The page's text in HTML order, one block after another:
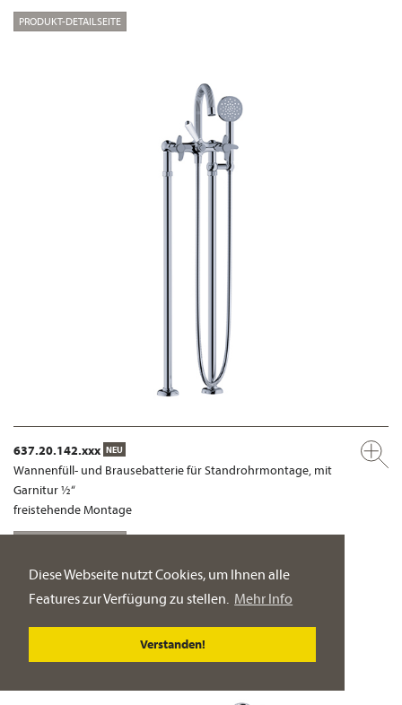
Diese Webseite nutzt Cookies, um Ihnen alle
Features zur Verfügung zu stellen. Mehr Info
Verstanden!
PRODUKT-DETAILSEITE
637.20.142.xxx NEU
Wannenfüll- und Brausebatterie für Standrohrmontage, mit
Garnitur ½“
freistehende Montage